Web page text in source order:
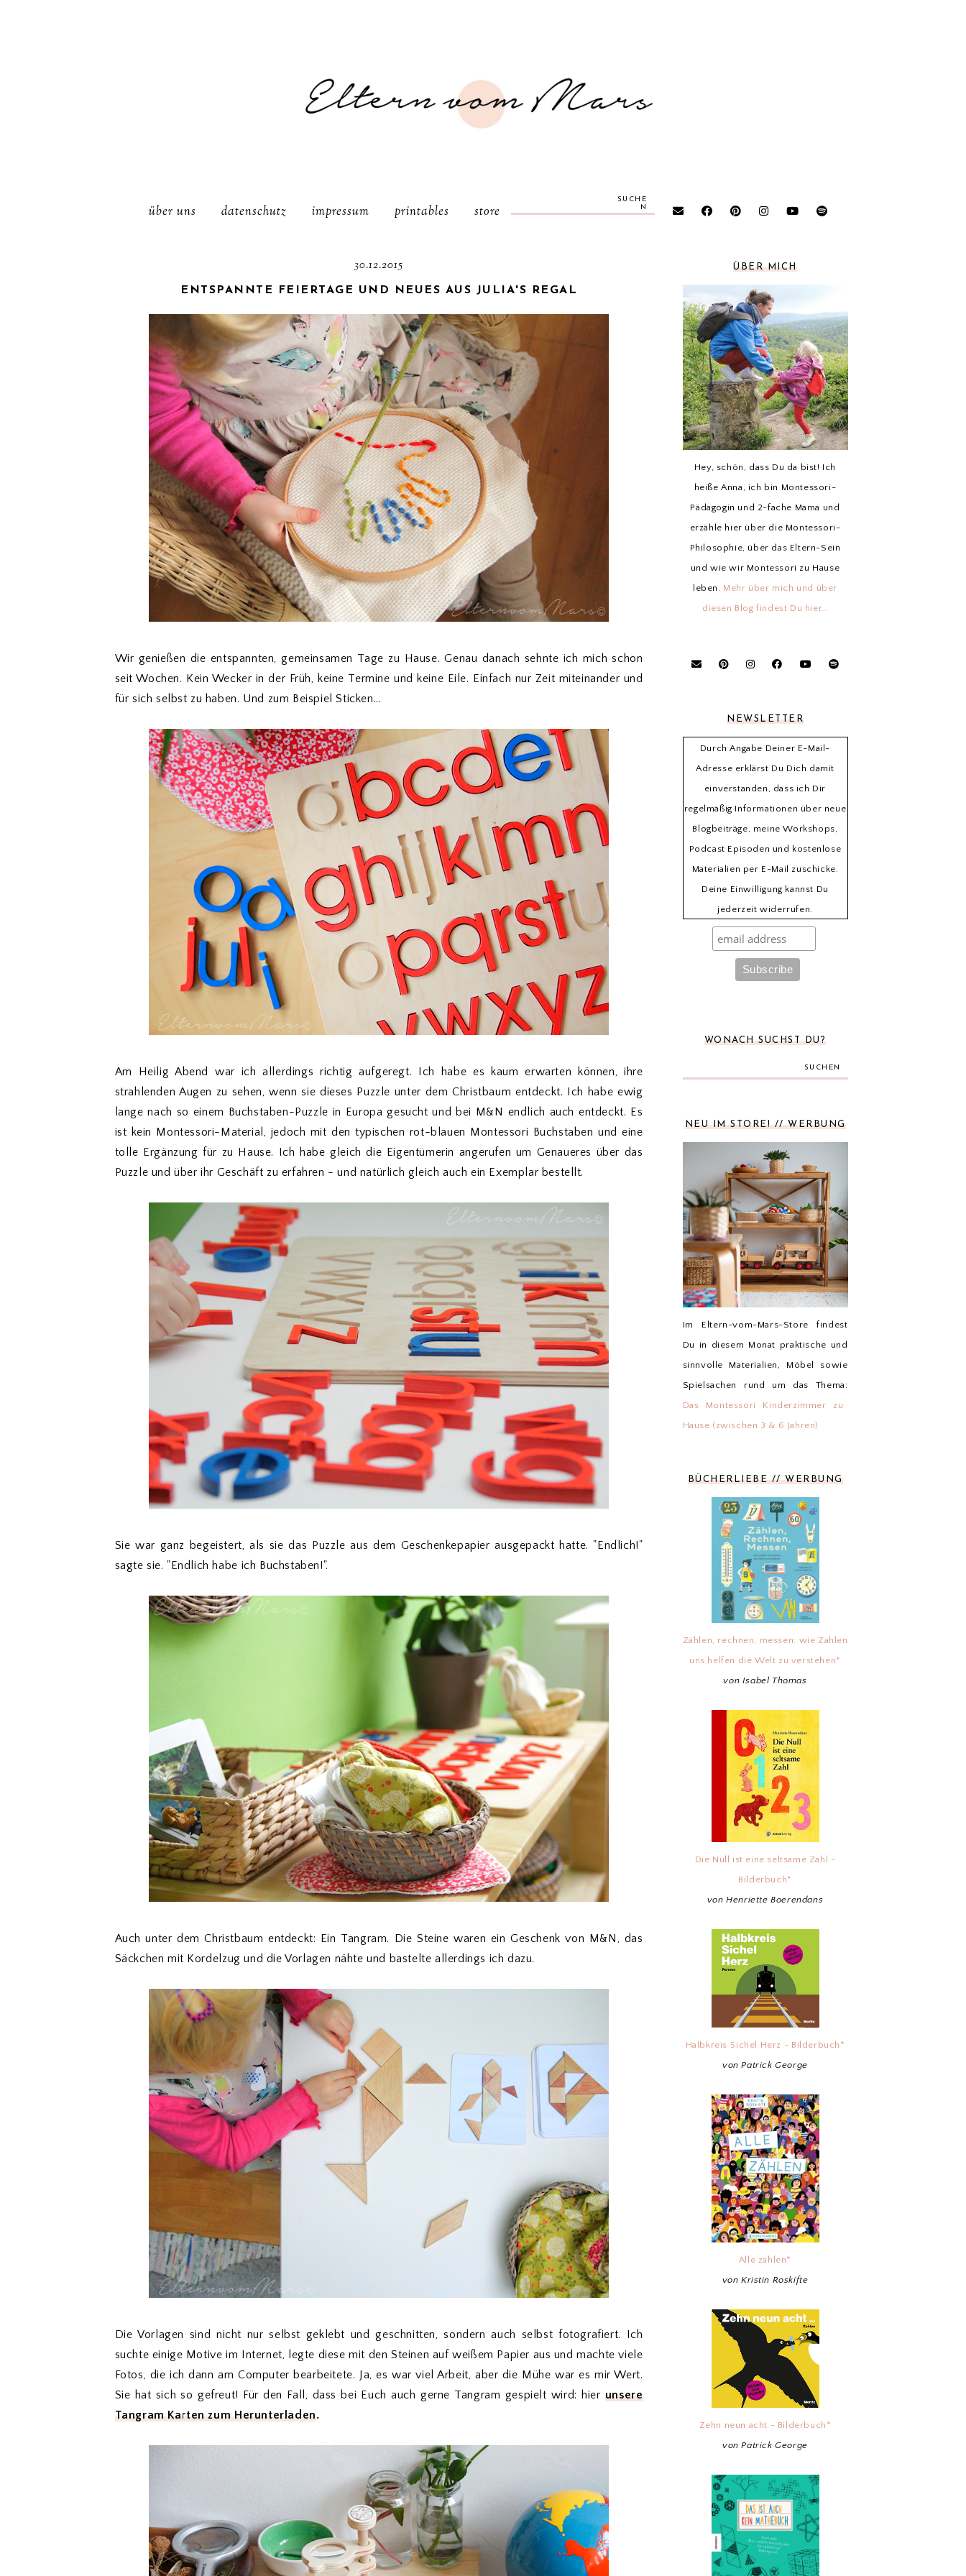
über uns datenschutz impressum printables store
SUCHE
N
30.12.2015
ENTSPANNTE FEIERTAGE UND NEUES AUS JULIA'S REGAL
Wir genießen die entspannten, gemeinsamen Tage zu Hause. Genau danach sehnte ich mich schon
seit Wochen. Kein Wecker in der Früh, keine Termine und keine Eile. Einfach nur Zeit miteinander und
für sich selbst zu haben. Und zum Beispiel Sticken...
Am Heilig Abend war ich allerdings richtig aufgeregt. Ich habe es kaum erwarten können, ihre
strahlenden Augen zu sehen, wenn sie dieses Puzzle unter dem Christbaum entdeckt. Ich habe ewig
lange nach so einem Buchstaben-Puzzle in Europa gesucht und bei M&N endlich auch entdeckt. Es
ist kein Montessori-Material, jedoch mit den typischen rot-blauen Montessori Buchstaben und eine
tolle Ergänzung für zu Hause. Ich habe gleich die Eigentümerin angerufen um Genaueres über das
Puzzle und über ihr Geschäft zu erfahren - und natürlich gleich auch ein Exemplar bestellt.
Sie war ganz begeistert, als sie das Puzzle aus dem Geschenkepapier ausgepackt hatte. "Endlich!"
sagte sie. "Endlich habe ich Buchstaben!".
Auch unter dem Christbaum entdeckt: Ein Tangram. Die Steine waren ein Geschenk von M&N, das
Säckchen mit Kordelzug und die Vorlagen nähte und bastelte allerdings ich dazu.
Die Vorlagen sind nicht nur selbst geklebt und geschnitten, sondern auch selbst fotografiert. Ich
suchte einige Motive im Internet, legte diese mit den Steinen auf weißem Papier aus und machte viele
Fotos, die ich dann am Computer bearbeitete. Ja, es war viel Arbeit, aber die Mühe war es mir Wert.
Sie hat sich so gefreut! Für den Fall, dass bei Euch auch gerne Tangram gespielt wird: hier unsere
Tangram Karten zum Herunterladen.
ÜBER MICH
Hey, schön, dass Du da bist! Ich
heiße Anna, ich bin Montessori-
Pädagogin und 2-fache Mama und
erzähle hier über die Montessori-
Philosophie, über das Eltern-Sein
und wie wir Montessori zu Hause
leben. Mehr über mich und über
diesen Blog findest Du hier…
NEWSLETTER
Durch Angabe Deiner E-Mail-
Adresse erklärst Du Dich damit
einverstanden, dass ich Dir
regelmäßig Informationen über neue
Blogbeiträge, meine Workshops,
Podcast Episoden und kostenlose
Materialien per E-Mail zuschicke.
Deine Einwilligung kannst Du
jederzeit widerrufen.
WONACH SUCHST DU?
SUCHEN
NEU IM STORE! // WERBUNG
Im Eltern-vom-Mars-Store findest
Du in diesem Monat praktische und
sinnvolle Materialien, Möbel sowie
Spielsachen rund um das Thema:
Das Montessori Kinderzimmer zu
Hause (zwischen 3 & 6 Jahren)
BÜCHERLIEBE // WERBUNG
Zählen, rechnen, messen: wie Zahlen
uns helfen die Welt zu verstehen*
von Isabel Thomas
Die Null ist eine seltsame Zahl -
Bilderbuch*
von Henriette Boerendans
Halbkreis Sichel Herz - Bilderbuch*
von Patrick George
Alle zählen*
von Kristin Roskifte
Zehn neun acht - Bilderbuch*
von Patrick George